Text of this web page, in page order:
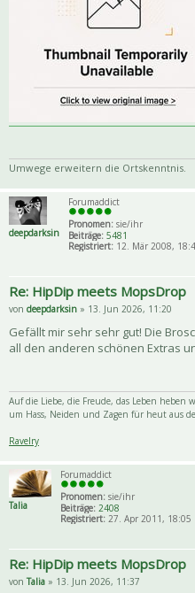
Umwege erweitern die Ortskenntnis.
deepdarksin
Forumaddict
Pronomen: sie/ihr
Beiträge: 5481
Registriert: 12. Mär 2008,
Re: HipDip meets MopsDrop
von deepdarksin » 13. Jun 2026, 11:20
Gefällt mir sehr sehr gut! Die
all den anderen schönen Extras
Auf die Liebe, die Freude, das Leben heben
um Hass, Neiden und Zagen für heut aus
Ravelry
Talia
Forumaddict
Pronomen: sie/ihr
Beiträge: 2408
Registriert: 27. Apr 2011, 18:05
Re: HipDip meets MopsDrop
von Talia » 13. Jun 2026, 11:37